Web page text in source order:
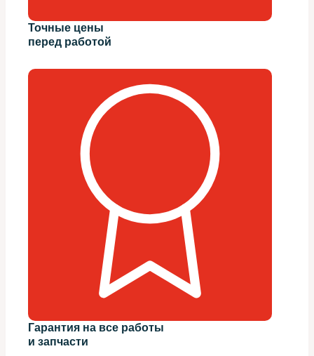
Точные цены
перед работой
Гарантия на все работы
и запчасти